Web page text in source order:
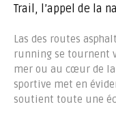
Trail, l’appel de la
Las des routes
running se tournent
mer ou au cœur de
sportive met en
soutient toute une